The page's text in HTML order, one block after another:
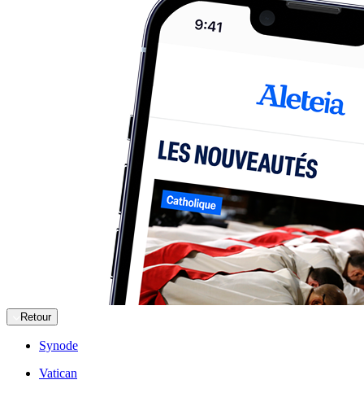
Retour
Synode
Vatican